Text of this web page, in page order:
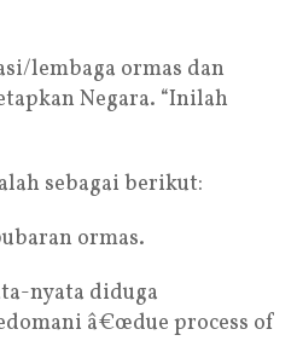
lembaga ormas dan
Negara. “Inilah
sebagai berikut:
ormas.
nyata diduga
â€œdue process of